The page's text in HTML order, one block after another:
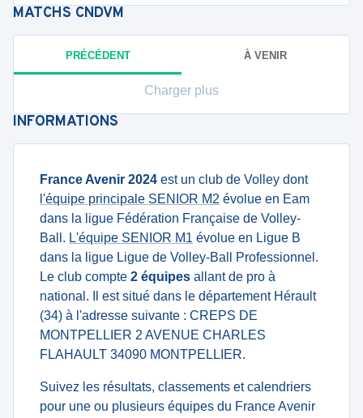
MATCHS CNDVM
PRÉCÉDENT À VENIR
Charger plus
INFORMATIONS
France Avenir 2024 est un club de Volley dont
l'équipe principale SENIOR M2 évolue en Eam
dans la ligue Fédération Française de Volley-
Ball. L'équipe SENIOR M1 évolue en Ligue B
dans la ligue Ligue de Volley-Ball Professionnel.
Le club compte 2 équipes allant de pro à
national. Il est situé dans le département Hérault
(34) à l'adresse suivante : CREPS DE
MONTPELLIER 2 AVENUE CHARLES
FLAHAULT 34090 MONTPELLIER.
Suivez les résultats, classements et calendriers
pour une ou plusieurs équipes du France Avenir